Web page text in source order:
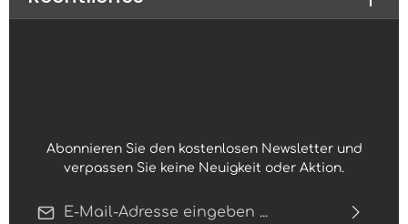
Abonnieren Sie den kostenlosen Newsletter und
verpassen Sie keine Neuigkeit oder Aktion.